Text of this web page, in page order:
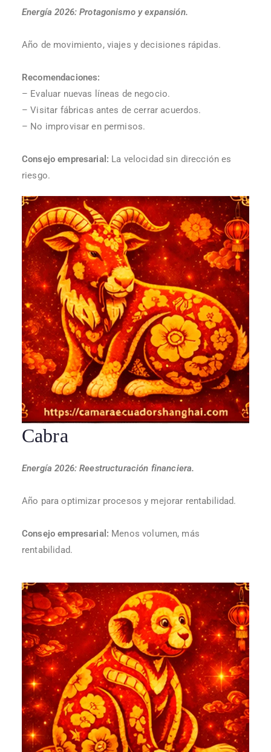
Energía 2026: Protagonismo y expansión.
Año de movimiento, viajes y decisiones rápidas.
Recomendaciones:
– Evaluar nuevas líneas de negocio.
– Visitar fábricas antes de cerrar acuerdos.
– No improvisar en permisos.
Consejo empresarial: La velocidad sin dirección es
riesgo.
Cabra
Energía 2026: Reestructuración financiera.
Año para optimizar procesos y mejorar rentabilidad.
Consejo empresarial: Menos volumen, más
rentabilidad.